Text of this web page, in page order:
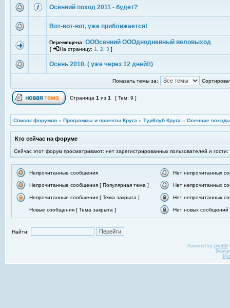
Осенний поход 2011 - будет?
Вот-вот-вот, уже приближается!
Перемещена: ОООсенний ОООднодневный веловыход
[ На страницу: 1 2 3 ]
Осень 2010. ( уже через 12 дней!!)
Показать темы за:
Страница 1 из 1 [ Тем: 9 ]
Список форумов » Программы и проекты Круга » ТурКлуб Круга » Осенние
Кто сейчас на форуме
Сейчас этот форум просматривают: нет зарегистрированных пользователей и гости:
Непрочитанные сообщения Нет непрочитанных
Непрочитанные сообщения [ Популярная тема ] Нет непрочитанных
Непрочитанные сообщения [ Тема закрыта ] Нет непрочитанных
Новые сообщения [ Тема закрыта ] Нет новых сообщений
Найти:
Powered by phpBB